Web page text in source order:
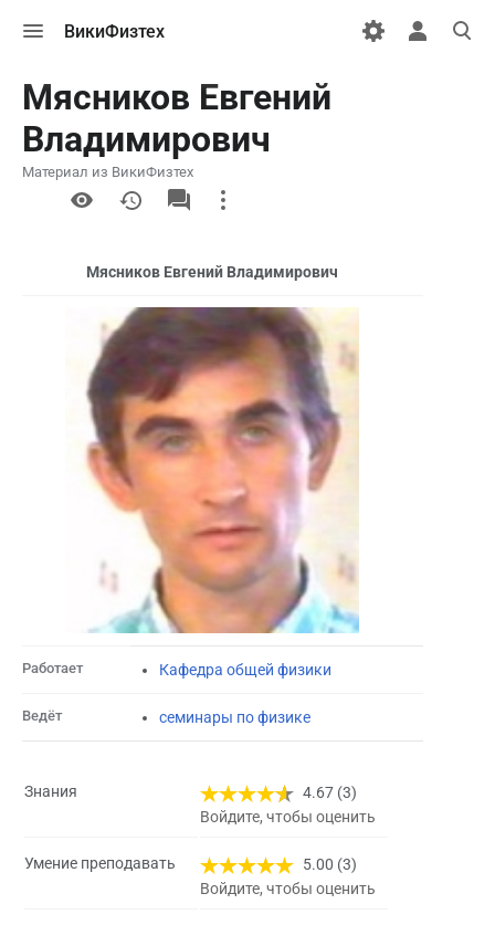
меню
ВикиФизтех
Открыть
поиск
Мясников Евгений
Владимирович
Материал из ВикиФизтех
More
actions
Мясников Евгений Владимирович
Работает Кафедра общей физики
Ведёт семинары по физике
Знания
4.67 (3)
Войдите, чтобы оценить
Умение преподавать
5.00 (3)
Войдите, чтобы оценить